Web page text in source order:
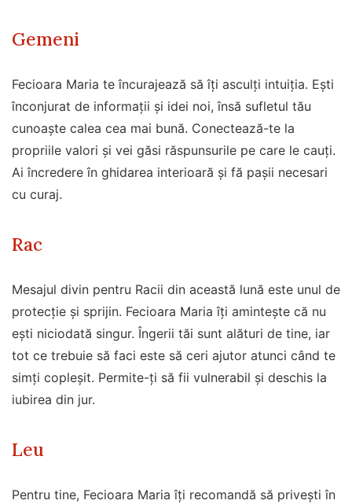
Gemeni
Fecioara Maria te încurajează să îți asculți intuiția. Ești
înconjurat de informații și idei noi, însă sufletul tău
cunoaște calea cea mai bună. Conectează-te la
propriile valori și vei găsi răspunsurile pe care le cauți.
Ai încredere în ghidarea interioară și fă pașii necesari
cu curaj.
Rac
Mesajul divin pentru Racii din această lună este unul de
protecție și sprijin. Fecioara Maria îți amintește că nu
ești niciodată singur. Îngerii tăi sunt alături de tine, iar
tot ce trebuie să faci este să ceri ajutor atunci când te
simți copleșit. Permite-ți să fii vulnerabil și deschis la
iubirea din jur.
Leu
Pentru tine, Fecioara Maria îți recomandă să privești în